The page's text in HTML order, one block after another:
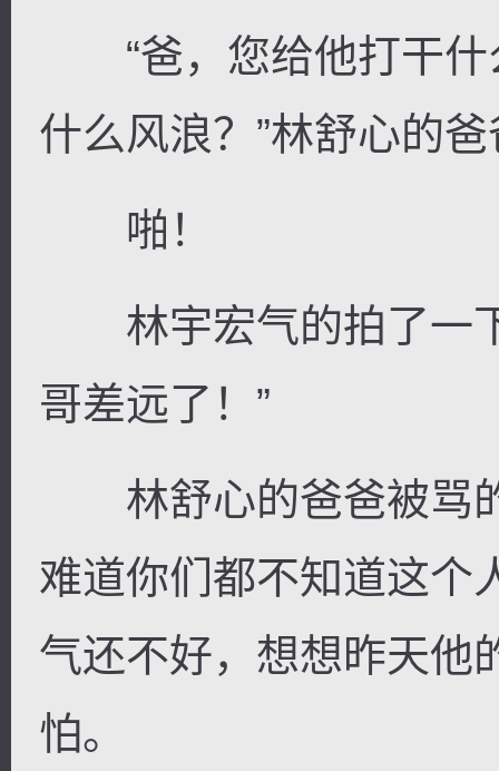
“爸，您给他打干什
什么风浪？”林舒心的
啪！
林宇宏气的拍了一下
哥差远了！”
林舒心的爸爸被骂
难道你们都不知道这个
气还不好，想想昨天他
怕。